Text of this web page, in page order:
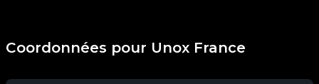
Coordonnées pour Unox France